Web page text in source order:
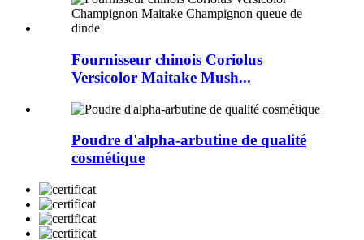
Fournisseur chinois Coriolus
Versicolor Maitake Mush...
Poudre d'alpha-arbutine de qualité
cosmétique